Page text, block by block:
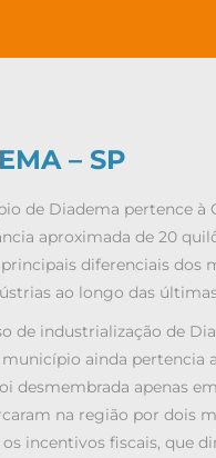
– SP
de Diadema pertence à
aproximada de 20
diferenciais dos
ao longo das
de industrialização de
ainda pertencia
desmembrada apenas
na região por dois
os incentivos fiscais, que